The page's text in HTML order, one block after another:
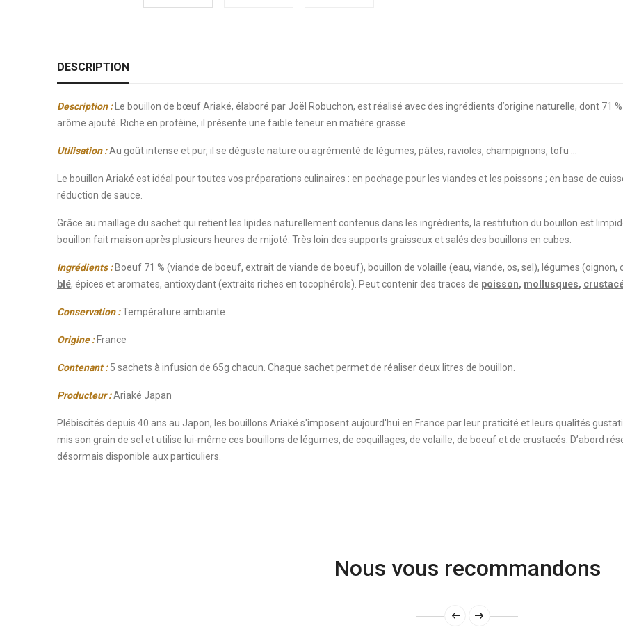
DESCRIPTION
Description:Le bouillon de bœuf Ariaké, élaboré par Joël Robuchon, est réalisé avec des ingrédients d’origine naturelle, dont 71
arôme ajouté. Riche en protéine, il présente une faible teneur en matière grasse.
Utilisation:Au goût intense et pur, il se déguste nature ou agrémenté de légumes, pâtes, ravioles, champignons, tofu …
Le bouillon Ariaké est idéal pour toutes vos préparations culinaires : en pochage pour les viandes et les poissons ; en base de
réduction de sauce.
Grâce au maillage du sachet qui retient les lipides naturellement contenus dans les ingrédients, la restitution du bouillon est
bouillon fait maison après plusieurs heures de mijoté. Très loin des supports graisseux et salés des bouillons en cubes.
Ingrédients: Boeuf 71 % (viande de boeuf, extrait de viande de boeuf), bouillon de volaille (eau, viande, os, sel), légumes (oignon,
blé, épices et aromates, antioxydant (extraits riches en tocophérols). Peut contenir des traces de poisson, mollusques,
Conservation:Température ambiante
Origine:France
Contenant:5 sachets à infusion de 65g chacun. Chaque sachet permet de réaliser deux litres de bouillon.
Producteur:Ariaké Japan
Plébiscités depuis 40 ans au Japon, les bouillons Ariaké s'imposent aujourd'hui en France par leur praticité et leurs qualités
mis son grain de sel et utilise lui-même ces bouillons de légumes, de coquillages, de volaille, de boeuf et de crustacés. D’abord
désormais disponible aux particuliers.
Nous vous recommandons